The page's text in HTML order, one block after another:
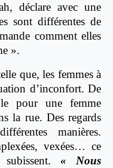
déclare avec une
sont différentes de
comment elles
».
que, les femmes à
d’inconfort. De
pour une femme
la rue. Des regards
manières.
vexées… ce
« Nous